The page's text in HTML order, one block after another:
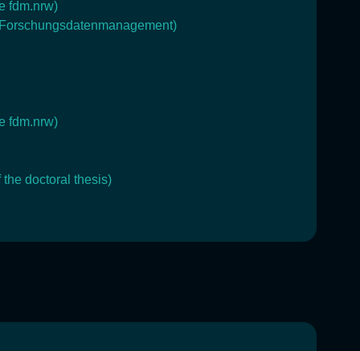
fdm.nrw)
fdm.nrw)
doctoral thesis)